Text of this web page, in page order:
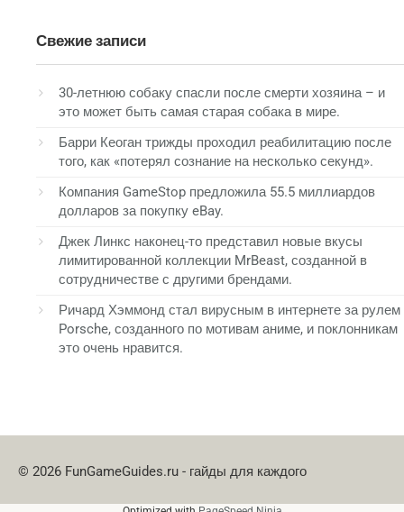
Свежие записи
30-летнюю собаку спасли после смерти хозяина – и
это может быть самая старая собака в мире.
Барри Кеоган трижды проходил реабилитацию после
того, как «потерял сознание на несколько секунд».
Компания GameStop предложила 55.5 миллиардов
долларов за покупку eBay.
Джек Линкс наконец-то представил новые вкусы
лимитированной коллекции MrBeast, созданной в
сотрудничестве с другими брендами.
Ричард Хэммонд стал вирусным в интернете за рулем
Porsche, созданного по мотивам аниме, и поклонникам
это очень нравится.
© 2026 FunGameGuides.ru - гайды для каждого